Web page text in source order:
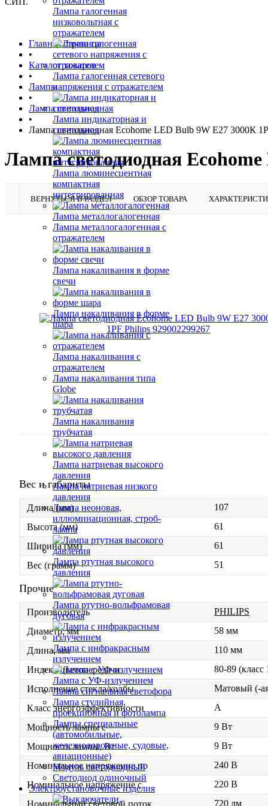
Лампа галогенная
низковольтная с
отражателем
Лампа галогенная сетевого
напряжения с отражателем
Лампа индикаторная и
сигнальная
Лампа люминесцентная
компактная
интегрированная
Лампа металлогалогенная
Лампа металлогалогенная с
отражателем
Лампа накаливания в форме
свечи
Лампа накаливания в форме
шара
Лампа накаливания с
отражателем
Лампа накаливания типа
Globe
Лампа накаливания
трубчатая
Лампа натриевая высокого
давления
Лампа натриевая низкого
давления
Лампа неоновая,
иллюминационная, строб-
лампа
Лампа ртутная высокого
давления
Лампа ртутно-вольфрамовая
дуговая
Лампа с инфракрасным
излучением
Лампа с УФ-излучением
Лампа сигнальная светофора
Лампа студийная,
проекционная и фотолампа
Лампы специальные
(автомобильные,
железнодорожные, судовые,
авиационные)
Модуль светодиодный
Светодиод одиночный
Электроустановочные изделия
Главная страница
•
Каталог товаров
•
Лампы
•
Лампа светодиодная
•
Лампа светодиодная Ecohome LED Bulb 9W E27 3000К
Лампа светодиодная
ВЕРНУТЬСЯ В РАЗДЕЛ ОБЗОР ТОВАРА
Вес и габариты
Длина (мм)
107
Высота (мм)
61
Ширина (мм)
61
Вес (грамм)
51
Прочие
Производитель
PHILIPS
Диаметр, мм
58 мм
Длина, мм
110 мм
Индекс цветопередачи
80-89 (класс
Исполнение стекла/колбы
Матовый (-
Класс энергоэффективности
A
Мощность лампы с
9 Вт
Мощность лампы, Вт
9 Вт
Номинальное напряжение по
240 В
Номинальное напряжение с
220 В
720 лм